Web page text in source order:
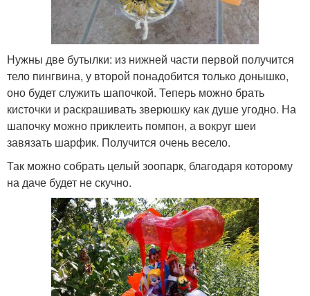
Нужны две бутылки: из нижней части первой получится
тело пингвина, у второй понадобится только донышко,
оно будет служить шапочкой. Теперь можно брать
кисточки и раскрашивать зверюшку как душе угодно. На
шапочку можно приклеить помпон, а вокруг шеи
завязать шарфик. Получится очень весело.
Так можно собрать целый зоопарк, благодаря которому
на даче будет не скучно.